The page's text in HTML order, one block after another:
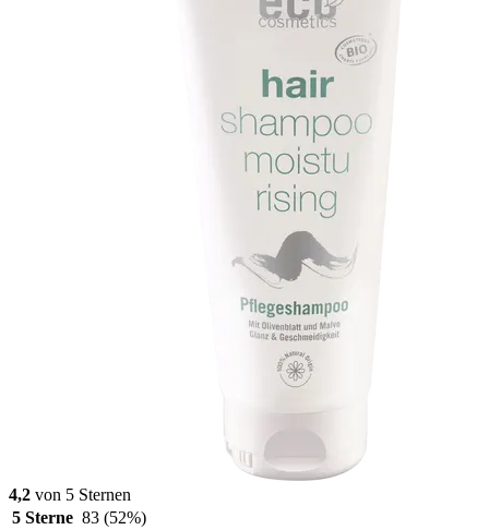
4,2 von 5 Sternen
5 Sterne 83 (52%)